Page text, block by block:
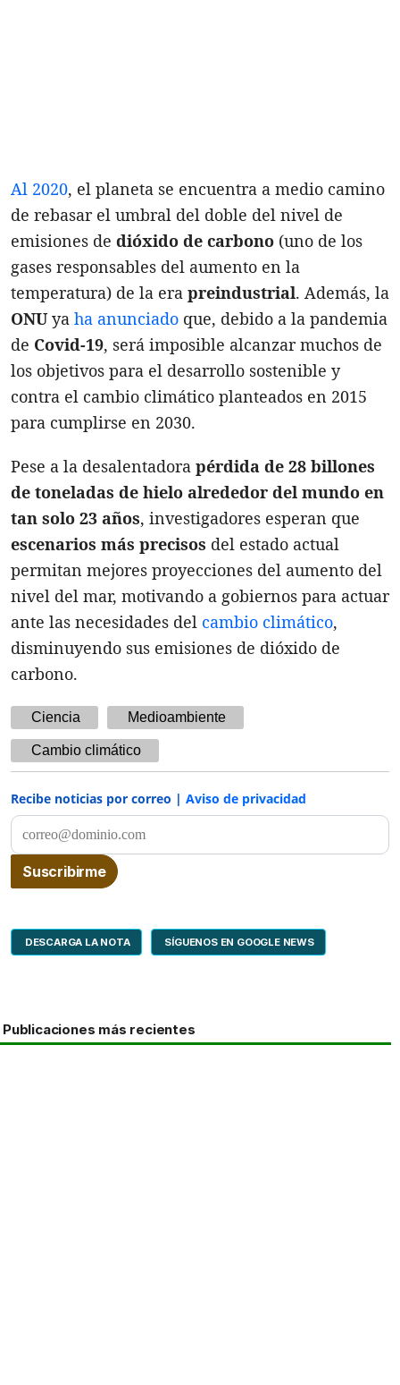
Al 2020, el planeta se encuentra a medio camino
de rebasar el umbral del doble del nivel de
emisiones de dióxido de carbono (uno de los
gases responsables del aumento en la
temperatura) de la era preindustrial. Además, la
ONUya ha anunciado que, debido a la pandemia
de Covid-19, será imposible alcanzar muchos de
los objetivos para el desarrollo sostenible y
contra el cambio climático planteados en 2015
para cumplirse en 2030.
Pese a la desalentadora pérdida de 28 billones
de toneladas de hielo alrededor del mundo en
tan solo 23 años, investigadores esperan que
escenarios más precisos del estado actual
permitan mejores proyecciones del aumento del
nivel del mar, motivando a gobiernos para actuar
ante las necesidades del cambio climático,
disminuyendo sus emisiones de dióxido de
carbono.
Ciencia Medioambiente
Cambio climático
Recibe noticias por correo | Aviso de privacidad
DESCARGA LA NOTA SÍGUENOS EN GOOGLE NEWS
Publicaciones más recientes